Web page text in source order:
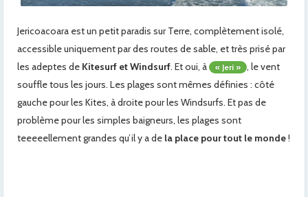
Jericoacoara est un petit paradis sur Terre, complètement isolé,
accessible uniquement par des routes de sable, et très prisé par
les adeptes de Kitesurf et Windsurf. Et oui, à « Jeri »
, le vent
souffle tous les jours. Les plages sont mêmes définies : côté
gauche pour les Kites, à droite pour les Windsurfs. Et pas de
problème pour les simples baigneurs, les plages sont
teeeeellement grandes qu’il y a de la place pour tout le monde!